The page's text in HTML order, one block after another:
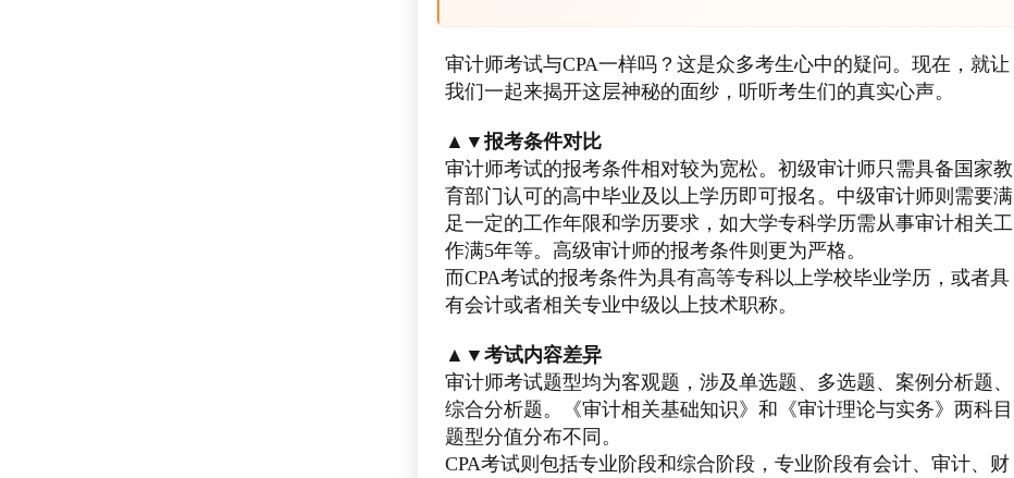
审计师考试与CPA一样吗？这是众多考生心中的疑问。现在，就让
我们一起来揭开这层神秘的面纱，听听考生们的真实心声。
▲▼报考条件对比
审计师考试的报考条件相对较为宽松。初级审计师只需具备国家教
育部门认可的高中毕业及以上学历即可报名。中级审计师则需要满
足一定的工作年限和学历要求，如大学专科学历需从事审计相关工
作满5年等。高级审计师的报考条件则更为严格。
而CPA考试的报考条件为具有高等专科以上学校毕业学历，或者具
有会计或者相关专业中级以上技术职称。
▲▼考试内容差异
审计师考试题型均为客观题，涉及单选题、多选题、案例分析题、
综合分析题。《审计相关基础知识》和《审计理论与实务》两科目
题型分值分布不同。
CPA考试则包括专业阶段和综合阶段，专业阶段有会计、审计、财